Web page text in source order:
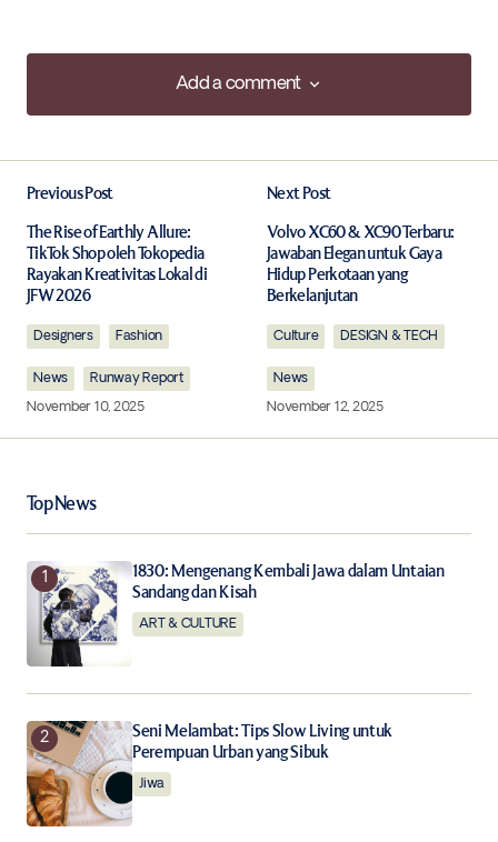
Add a comment
Add a comment
Required fields are marked*
Comment
Your Name*
Your E-mail
Save my name, email, and website in this browser for
the next time I comment.
Notify me of follow-up comments by email.
Submit Comment
Previous Post
The Rise of Earthly Allure:
TikTok Shop oleh Tokopedia
Rayakan Kreativitas Lokal di
JFW 2026
Designers Fashion
News
Runway Report
November 10, 2025
Next Post
Volvo XC60 & XC90 Terbaru:
Jawaban Elegan untuk Gaya
Hidup Perkotaan yang
Berkelanjutan
Culture DESIGN & TECH
News
November 12, 2025
Top News
1830: Mengenang Kembali Jawa dalam Untaian
Sandang dan Kisah
ART & CULTURE
Seni Melambat: Tips Slow Living untuk
Perempuan Urban yang Sibuk
Jiwa